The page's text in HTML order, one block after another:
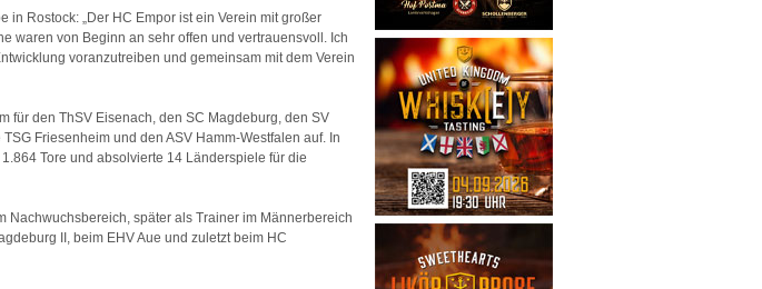
in Rostock: „Der HC Empor ist ein Verein mit großer
waren von Beginn an sehr offen und vertrauensvoll. Ich
voranzutreiben und gemeinsam mit dem Verein
für den ThSV Eisenach, den SC Magdeburg, den SV
Friesenheim und den ASV Hamm-Westfalen auf. In
Tore und absolvierte 14 Länderspiele für die
Nachwuchsbereich, später als Trainer im Männerbereich
II, beim EHV Aue und zuletzt beim HC